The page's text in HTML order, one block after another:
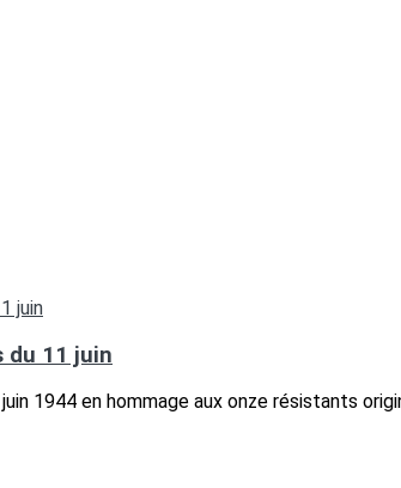
du 11 juin
1944 en hommage aux onze résistants